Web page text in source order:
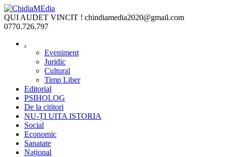
Skip
to
content
QUI AUDET VINCIT ! chindiamedia2020@gmail.com
0770.726.797
.
Eveniment
Juridic
Cultural
Timp Liber
Editorial
PSIHOLOG
De la cititori
NU-ȚI UITA ISTORIA
Social
Economic
Sanatate
Național